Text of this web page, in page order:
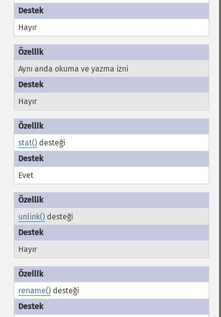
Hayır
Aynı anda okuma ve yazma izni
Hayır
stat()desteği
Evet
unlink()desteği
Hayır
rename()desteği